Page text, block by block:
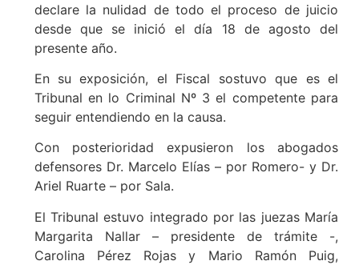
declare la nulidad de todo el proceso de juicio
desde que se inició el día 18 de agosto del
presente año.
En su exposición, el Fiscal sostuvo que es el
Tribunal en lo Criminal Nº 3 el competente para
seguir entendiendo en la causa.
Con posterioridad expusieron los abogados
defensores Dr. Marcelo Elías – por Romero- y Dr.
Ariel Ruarte – por Sala.
El Tribunal estuvo integrado por las juezas María
Margarita Nallar – presidente de trámite -,
Carolina Pérez Rojas y Mario Ramón Puig,